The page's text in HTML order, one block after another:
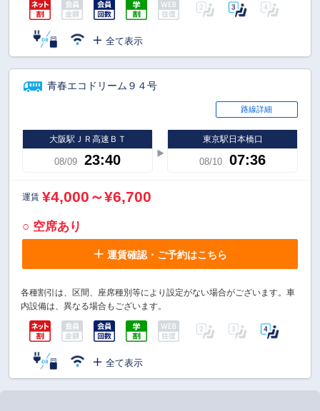
全て表示
青春エコドリーム９４号
路線詳細
大阪駅ＪＲ高速ＢＴ
08/09 23:40
東京駅日本橋口
08/10 07:36
運賃 ¥4,000～¥6,700
○ 空席あり
運賃確認・ご予約はこちら
各種割引は、区間、座席種別等により設定がない場合がございます。車
内設備は、異なる場合もございます。
全て表示